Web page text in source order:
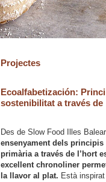
Projectes
Ecoalfabetización:
sostenibilitat a través de
Des de Slow Food Illes
ensenyament dels
primària a través de l’hort
excellent chronoliner
la llavor al plat. Està